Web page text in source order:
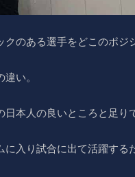
のある選手をどこのポジ
い。
本人の良いところと足り
入り試合に出て活躍する